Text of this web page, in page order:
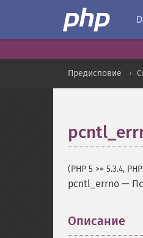
Предисловие
(PHP 5 >= 5.3.4,
pcntl_errno —
Описание